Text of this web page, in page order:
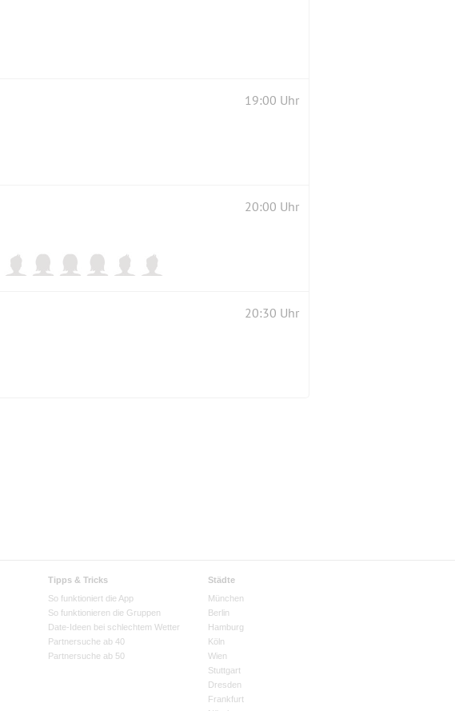
19:00 Uhr
20:00 Uhr
20:30 Uhr
Tipps & Tricks
So funktioniert die App
So funktionieren die Gruppen
Date-Ideen bei schlechtem Wetter
Partnersuche ab 40
Partnersuche ab 50
Städte
München
Berlin
Hamburg
Köln
Wien
Stuttgart
Dresden
Frankfurt